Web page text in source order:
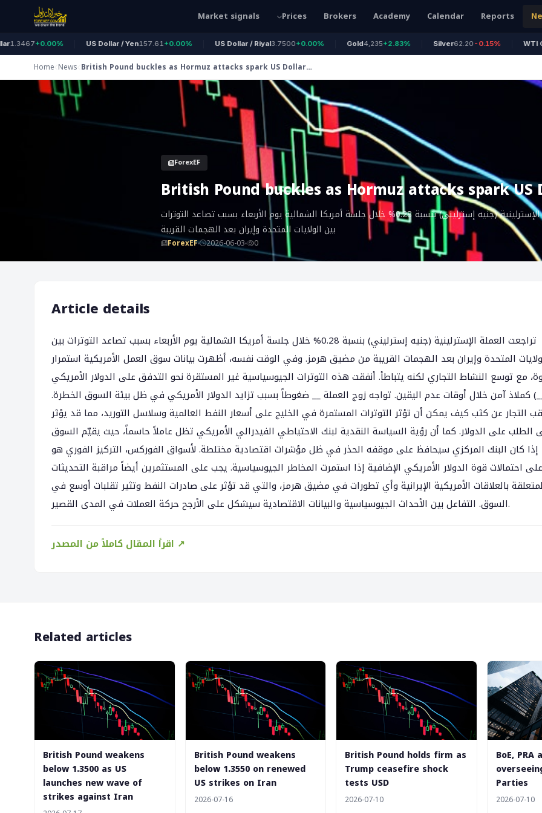
Reports
Calendar
Academy
Brokers
Prices
Market signals
+0.00% US Dollar / Yen 157.61+0.00% US Dollar / Riyal3.7500+0.00% 4,235+2.83% Silver62.20-0.15% WTI Oil
Home News British Pound buckles as Hormuz attacks spark US Dollar
rush
ForexEF
British Pound buckles as Hormuz attacks spark US
تراجعت العملة الإسترلينية (جنيه إسترليني) بنسبة 0.28% خلال جلسة أمريكا الشمالية يوم الأربعاء بسبب تصاعد التوترات
بين الولايات المتحدة وإيران بعد الهجمات القريبة
ForexEF 2026-06-03 0
Article details
تراجعت العملة الإسترلينية (جنيه إسترليني) بنسبة 0.28% خلال جلسة أمريكا الشمالية يوم الأربعاء بسبب تصاعد التوترات بين
المتحدة وإيران بعد الهجمات القريبة من مضيق هرمز. وفي الوقت نفسه، أظهرت بيانات سوق العمل الأمريكية استمرار
مع توسع النشاط التجاري لكنه يتباطأ. أنفقت هذه التوترات الجيوسياسية غير المستقرة نحو التدفق على الدولار الأمريكي
كملاذ آمن خلال أوقات عدم اليقين. تواجه زوج العملة __ ضغوطاً بسبب تزايد الدولار الأمريكي في ظل بيئة السوق الخطرة.
التجار عن كثب كيف يمكن أن تؤثر التوترات المستمرة في الخليج على أسعار النفط العالمية وسلاسل التوريد، مما قد يؤثر
الطلب على الدولار. كما أن رؤية السياسة النقدية لبنك الاحتياطي الفيدرالي الأمريكي تظل عاملاً حاسماً، حيث يقيّم السوق
إذا كان البنك المركزي سيحافظ على موقفه الحذر في ظل مؤشرات اقتصادية مختلطة. لأسواق الفوركس، التركيز الفوري هو
على احتمالات قوة الدولار الأمريكي الإضافية إذا استمرت المخاطر الجيوسياسية. يجب على المستثمرين أيضاً مراقبة التحديثات
بالعلاقات الأمريكية الإيرانية وأي تطورات في مضيق هرمز، والتي قد تؤثر على صادرات النفط وتثير تقلبات أوسع في
السوق. التفاعل بين الأحداث الجيوسياسية والبيانات الاقتصادية سيشكل على الأرجح حركة العملات في المدى القصير.
اقرأ المقال كاملاً من المصدر ↗
Related articles
British Pound weakens
below 1.3500 as US
launches new wave of
strikes against Iran
British Pound weakens
below 1.3550 on renewed
US strikes on Iran
2026-07-16
British Pound holds firm as
Trump ceasefire shock
tests USD
2026-07-10
BoE, PRA
Parties
2026-07-10